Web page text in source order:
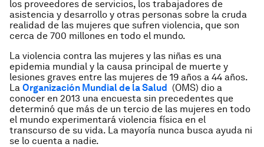
los proveedores de servicios, los trabajadores de
asistencia y desarrollo y otras personas sobre la cruda
realidad de las mujeres que sufren violencia, que son
cerca de 700 millones en todo el mundo.
La violencia contra las mujeres y las niñas es una
epidemia mundial y la causa principal de muerte y
lesiones graves entre las mujeres de 19 años a 44 años.
La Organización Mundial de la Salud (OMS) dio a
conocer en 2013 una encuesta sin precedentes que
determinó que más de un tercio de las mujeres en todo
el mundo experimentará violencia física en el
transcurso de su vida. La mayoría nunca busca ayuda ni
se lo cuenta a nadie.